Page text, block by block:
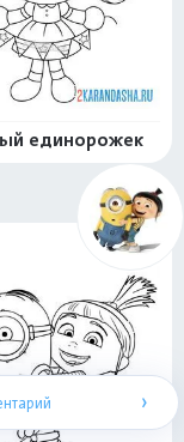
единорожек
›